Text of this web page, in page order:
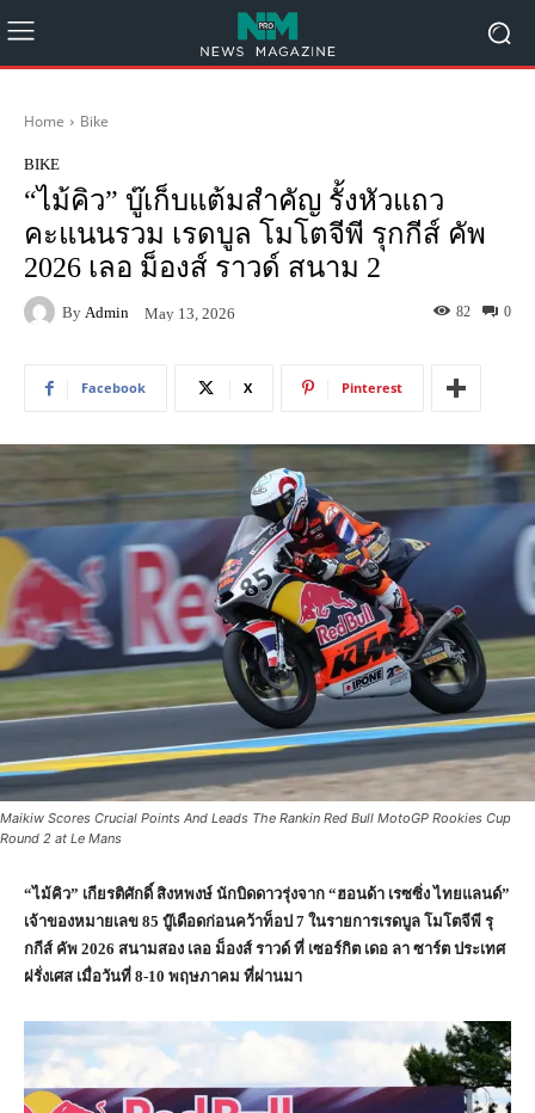
Home Bike
BIKE
“ไม้คิว” บู๊เก็บแต้มสำคัญ รั้งหัวแถว
คะแนนรวม เรดบูล โมโตจีพี รุกกีส์ คัพ
2026 เลอ ม็องส์ ราวด์ สนาม 2
By Admin May 13, 2026 0
82
Facebook X Pinterest
Maikiw Scores Crucial Points And Leads The Rankin Red Bull MotoGP Rookies Cup
Round 2 at Le Mans
“ไม้คิว” เกียรติศักดิ์ สิงหพงษ์ นักบิดดาวรุ่งจาก “ฮอนด้า เรซซิ่ง ไทยแลนด์”
เจ้าของหมายเลข 85 บู๊เดือดก่อนคว้าท็อป 7 ในรายการเรดบูล โมโตจีพี รุ
กกีส์ คัพ 2026 สนามสอง เลอ ม็องส์ ราวด์ ที่ เซอร์กิต เดอ ลา ซาร์ต ประเทศ
ฝรั่งเศส เมื่อวันที่ 8-10 พฤษภาคม ที่ผ่านมา